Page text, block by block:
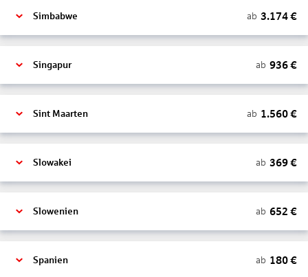
Simbabwe ab 3.174€
Singapur ab 936€
Sint Maarten ab 1.560€
Slowakei ab 369€
Slowenien ab 652 €
Spanien ab 180€